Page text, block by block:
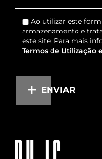
Ao utilizar este
armazenamento e
este site. Para mais
Termos de Utilização
ENVIAR